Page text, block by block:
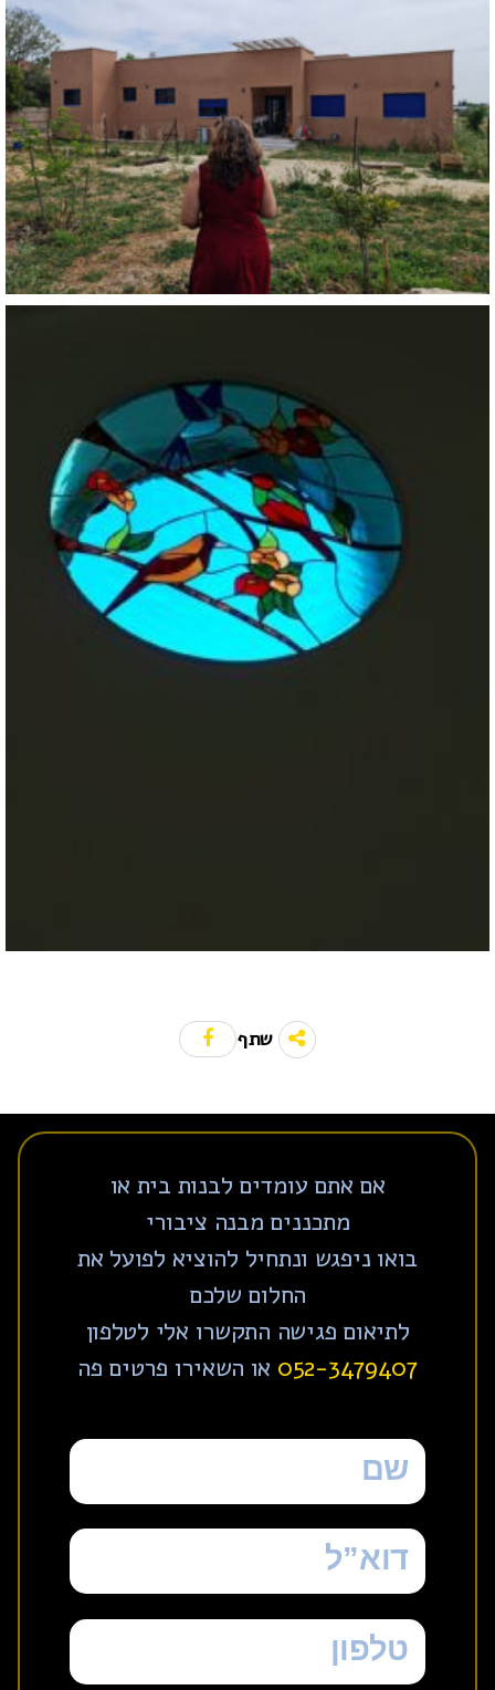
שתף
אם אתם עומדים לבנות בית או
מתכננים מבנה ציבורי
בואו ניפגש ונתחיל להוציא לפועל את
החלום שלכם
לתיאום פגישה התקשרו אלי לטלפון
052-3479407 או השאירו פרטים פה